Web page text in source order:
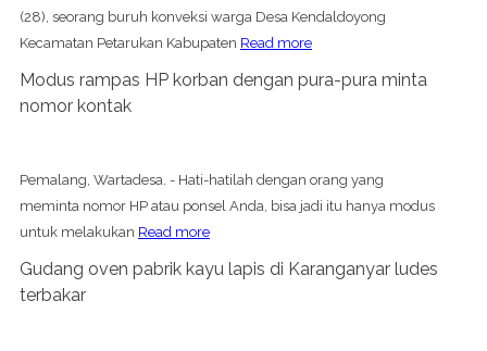
(28), seorang buruh konveksi warga Desa Kendaldoyong
Kecamatan Petarukan Kabupaten Read more
Modus rampas HP korban dengan pura-pura minta
nomor kontak
Pemalang, Wartadesa. - Hati-hatilah dengan orang yang
meminta nomor HP atau ponsel Anda, bisa jadi itu hanya modus
untuk melakukan Read more
Gudang oven pabrik kayu lapis di Karanganyar ludes
terbakar